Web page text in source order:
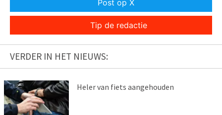
Post op X
Tip de redactie
VERDER IN HET NIEUWS:
Heler van fiets aangehouden